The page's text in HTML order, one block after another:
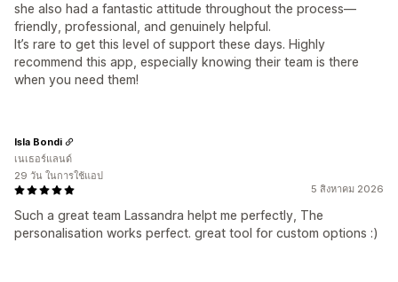
she also had a fantastic attitude throughout the process—
friendly, professional, and genuinely helpful.
It’s rare to get this level of support these days. Highly
recommend this app, especially knowing their team is there
when you need them!
5 สิงหาคม 2026
Such a great team Lassandra helpt me perfectly, The
personalisation works perfect. great tool for custom options :)
Isla Bondi
เนเธอร์แลนด์
29 วัน ในการใช้แอป